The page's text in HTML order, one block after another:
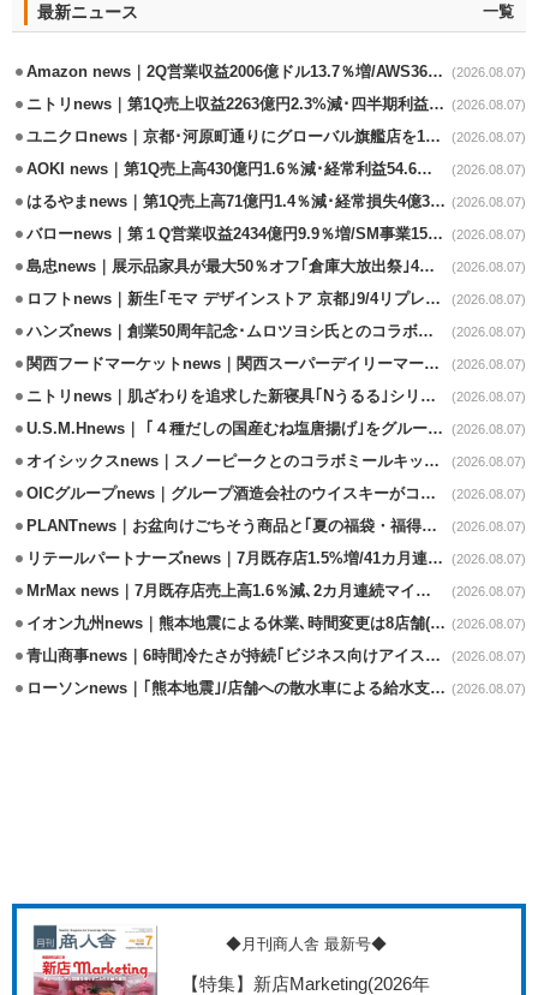
最新ニュース 一覧
Amazon news｜2Q営業収益2006億ドル13.7％増/AWS36.8％％増が貢献 (2026.08.07)
ニトリnews｜第1Q売上収益2263億円2.3%減･四半期利益1.4％減 (2026.08.07)
ユニクロnews｜京都･河原町通りにグローバル旗艦店を11/6開設 (2026.08.07)
AOKI news｜第1Q売上高430億円1.6％減･経常利益54.6％減 (2026.08.07)
はるやまnews｜第1Q売上高71億円1.4％減･経常損失4億3800万円 (2026.08.07)
バローnews｜第１Q営業収益2434億円9.9％増/SM事業15.5％増と絶好調 (2026.08.07)
島忠news｜展示品家具が最大50％オフ｢倉庫大放出祭｣4店舗限定で開催 (2026.08.07)
ロフトnews｜新生｢モマ デザインストア 京都｣9/4リプレイスオープン (2026.08.07)
ハンズnews｜創業50周年記念･ムロツヨシ氏とのコラボ企画｢ムロハンズ｣開催 (2026.08.07)
関西フードマーケットnews｜関西スーパーデイリーマート蒲生店8/7改装 (2026.08.07)
ニトリnews｜肌ざわりを追求した新寝具｢Nうるる｣シリーズを発売 (2026.08.07)
U.S.M.Hnews｜ ｢４種だしの国産むね塩唐揚げ｣をグループ610店で共同販促 (2026.08.07)
オイシックスnews｜スノーピークとのコラボミールキット8/13発売 (2026.08.07)
OICグループnews｜グループ酒造会社のウイスキーがコンペティション受賞 (2026.08.07)
PLANTnews｜お盆向けごちそう商品と｢夏の福袋・福得カート｣8/8から開催 (2026.08.07)
リテールパートナーズnews｜7月既存店1.5%増/41カ月連続増 (2026.08.07)
MrMax news｜7月既存店売上高1.6％減､2カ月連続マイナス (2026.08.07)
イオン九州news｜熊本地震による休業､時間変更は8店舗(8/7時点) (2026.08.07)
青山商事news｜6時間冷たさが持続｢ビジネス向けアイスベスト｣発売 (2026.08.07)
ローソンnews｜｢熊本地震｣/店舗への散水車による給水支援を開始 (2026.08.07)
◆月刊商人舎 最新号◆
【特集】新店Marketing(2026年